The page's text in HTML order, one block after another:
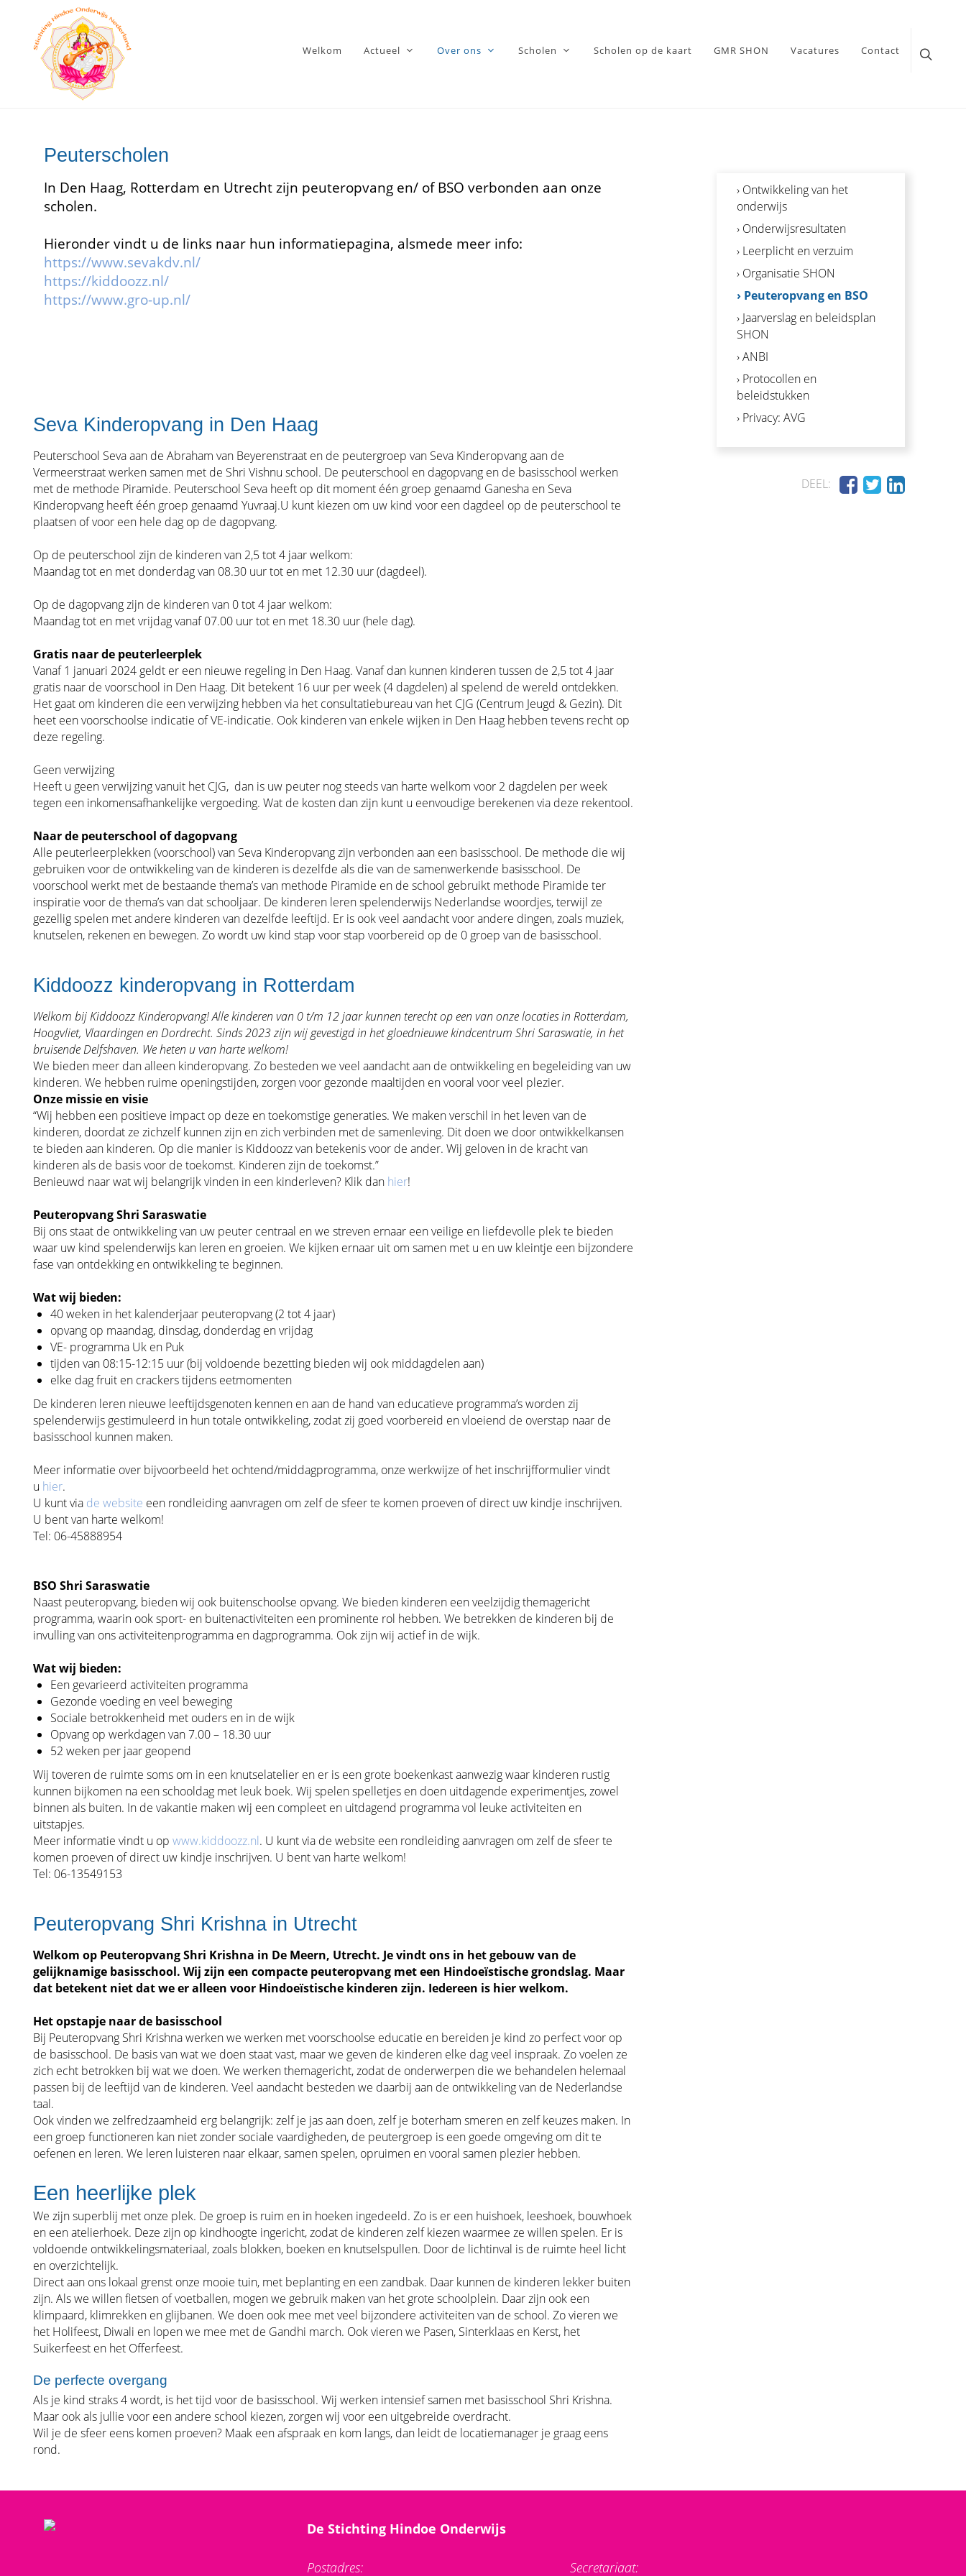
Welkom Actueel Over ons Scholen Scholen op de kaart GMR SHON Vacatures Contact
Peuterscholen
In Den Haag, Rotterdam en Utrecht zijn peuteropvang en/ of BSO verbonden aan onze
scholen.
Hieronder vindt u de links naar hun informatiepagina, alsmede meer info:
https://www.sevakdv.nl/
https://kiddoozz.nl/
https://www.gro-up.nl/
Seva Kinderopvang in Den Haag
Peuterschool Seva aan de Abraham van Beyerenstraat en de peutergroep van Seva Kinderopvang aan de
Vermeerstraat werken samen met de Shri Vishnu school. De peuterschool en dagopvang en de basisschool werken
met de methode Piramide. Peuterschool Seva heeft op dit moment één groep genaamd Ganesha en Seva
Kinderopvang heeft één groep genaamd Yuvraaj.U kunt kiezen om uw kind voor een dagdeel op de peuterschool te
plaatsen of voor een hele dag op de dagopvang.
Op de peuterschool zijn de kinderen van 2,5 tot 4 jaar welkom:
Maandag tot en met donderdag van 08.30 uur tot en met 12.30 uur (dagdeel).
Op de dagopvang zijn de kinderen van 0 tot 4 jaar welkom:
Maandag tot en met vrijdag vanaf 07.00 uur tot en met 18.30 uur (hele dag).
Gratis naar de peuterleerplek
Vanaf 1 januari 2024 geldt er een nieuwe regeling in Den Haag. Vanaf dan kunnen kinderen tussen de 2,5 tot 4 jaar
gratis naar de voorschool in Den Haag. Dit betekent 16 uur per week (4 dagdelen) al spelend de wereld ontdekken.
Het gaat om kinderen die een verwijzing hebben via het consultatiebureau van het CJG (Centrum Jeugd & Gezin). Dit
heet een voorschoolse indicatie of VE-indicatie. Ook kinderen van enkele wijken in Den Haag hebben tevens recht op
deze regeling.
Geen verwijzing
Heeft u geen verwijzing vanuit het CJG, dan is uw peuter nog steeds van harte welkom voor 2 dagdelen per week
tegen een inkomensafhankelijke vergoeding. Wat de kosten dan zijn kunt u eenvoudige berekenen via deze rekentool.
Naar de peuterschool of dagopvang
Alle peuterleerplekken (voorschool) van Seva Kinderopvang zijn verbonden aan een basisschool. De methode die wij
gebruiken voor de ontwikkeling van de kinderen is dezelfde als die van de samenwerkende basisschool. De
voorschool werkt met de bestaande thema’s van methode Piramide en de school gebruikt methode Piramide ter
inspiratie voor de thema’s van dat schooljaar. De kinderen leren spelenderwijs Nederlandse woordjes, terwijl ze
gezellig spelen met andere kinderen van dezelfde leeftijd. Er is ook veel aandacht voor andere dingen, zoals muziek,
knutselen, rekenen en bewegen. Zo wordt uw kind stap voor stap voorbereid op de 0 groep van de basisschool.
Kiddoozz kinderopvang in Rotterdam
Welkom bij Kiddoozz Kinderopvang! Alle kinderen van 0 t/m 12 jaar kunnen terecht op een van onze locaties in Rotterdam,
Hoogvliet, Vlaardingen en Dordrecht. Sinds 2023 zijn wij gevestigd in het gloednieuwe kindcentrum Shri Saraswatie, in het
bruisende Delfshaven. We heten u van harte welkom!
We bieden meer dan alleen kinderopvang. Zo besteden we veel aandacht aan de ontwikkeling en begeleiding van uw
kinderen. We hebben ruime openingstijden, zorgen voor gezonde maaltijden en vooral voor veel plezier.
Onze missie en visie
“Wij hebben een positieve impact op deze en toekomstige generaties. We maken verschil in het leven van de
kinderen, doordat ze zichzelf kunnen zijn en zich verbinden met de samenleving. Dit doen we door ontwikkelkansen
te bieden aan kinderen. Op die manier is Kiddoozz van betekenis voor de ander. Wij geloven in de kracht van
kinderen als de basis voor de toekomst. Kinderen zijn de toekomst.”
Benieuwd naar wat wij belangrijk vinden in een kinderleven? Klik dan hier!
Peuteropvang Shri Saraswatie
Bij ons staat de ontwikkeling van uw peuter centraal en we streven ernaar een veilige en liefdevolle plek te bieden
waar uw kind spelenderwijs kan leren en groeien. We kijken ernaar uit om samen met u en uw kleintje een bijzondere
fase van ontdekking en ontwikkeling te beginnen.
Wat wij bieden:
40 weken in het kalenderjaar peuteropvang (2 tot 4 jaar)
opvang op maandag, dinsdag, donderdag en vrijdag
VE- programma Uk en Puk
tijden van 08:15-12:15 uur (bij voldoende bezetting bieden wij ook middagdelen aan)
elke dag fruit en crackers tijdens eetmomenten
De kinderen leren nieuwe leeftijdsgenoten kennen en aan de hand van educatieve programma’s worden zij
spelenderwijs gestimuleerd in hun totale ontwikkeling, zodat zij goed voorbereid en vloeiend de overstap naar de
basisschool kunnen maken.
Meer informatie over bijvoorbeeld het ochtend/middagprogramma, onze werkwijze of het inschrijfformulier vindt
u hier.
U kunt via de website een rondleiding aanvragen om zelf de sfeer te komen proeven of direct uw kindje inschrijven.
U bent van harte welkom!
Tel: 06-45888954
BSO Shri Saraswatie
Naast peuteropvang, bieden wij ook buitenschoolse opvang. We bieden kinderen een veelzijdig themagericht
programma, waarin ook sport- en buitenactiviteiten een prominente rol hebben. We betrekken de kinderen bij de
invulling van ons activiteitenprogramma en dagprogramma. Ook zijn wij actief in de wijk.
Wat wij bieden:
Een gevarieerd activiteiten programma
Gezonde voeding en veel beweging
Sociale betrokkenheid met ouders en in de wijk
Opvang op werkdagen van 7.00 – 18.30 uur
52 weken per jaar geopend
Wij toveren de ruimte soms om in een knutselatelier en er is een grote boekenkast aanwezig waar kinderen rustig
kunnen bijkomen na een schooldag met leuk boek. Wij spelen spelletjes en doen uitdagende experimentjes, zowel
binnen als buiten. In de vakantie maken wij een compleet en uitdagend programma vol leuke activiteiten en
uitstapjes.
Meer informatie vindt u op www.kiddoozz.nl. U kunt via de website een rondleiding aanvragen om zelf de sfeer te
komen proeven of direct uw kindje inschrijven. U bent van harte welkom!
Tel: 06-13549153
Peuteropvang Shri Krishna in Utrecht
Welkom op Peuteropvang Shri Krishna in De Meern, Utrecht. Je vindt ons in het gebouw van de
gelijknamige basisschool. Wij zijn een compacte peuteropvang met een Hindoeïstische grondslag. Maar
dat betekent niet dat we er alleen voor Hindoeïstische kinderen zijn. Iedereen is hier welkom.
Het opstapje naar de basisschool
Bij Peuteropvang Shri Krishna werken we werken met voorschoolse educatie en bereiden je kind zo perfect voor op
de basisschool. De basis van wat we doen staat vast, maar we geven de kinderen elke dag veel inspraak. Zo voelen ze
zich echt betrokken bij wat we doen. We werken themagericht, zodat de onderwerpen die we behandelen helemaal
passen bij de leeftijd van de kinderen. Veel aandacht besteden we daarbij aan de ontwikkeling van de Nederlandse
taal.
Ook vinden we zelfredzaamheid erg belangrijk: zelf je jas aan doen, zelf je boterham smeren en zelf keuzes maken. In
een groep functioneren kan niet zonder sociale vaardigheden, de peutergroep is een goede omgeving om dit te
oefenen en leren. We leren luisteren naar elkaar, samen spelen, opruimen en vooral samen plezier hebben.
Een heerlijke plek
We zijn superblij met onze plek. De groep is ruim en in hoeken ingedeeld. Zo is er een huishoek, leeshoek, bouwhoek
en een atelierhoek. Deze zijn op kindhoogte ingericht, zodat de kinderen zelf kiezen waarmee ze willen spelen. Er is
voldoende ontwikkelingsmateriaal, zoals blokken, boeken en knutselspullen. Door de lichtinval is de ruimte heel licht
en overzichtelijk.
Direct aan ons lokaal grenst onze mooie tuin, met beplanting en een zandbak. Daar kunnen de kinderen lekker buiten
zijn. Als we willen fietsen of voetballen, mogen we gebruik maken van het grote schoolplein. Daar zijn ook een
klimpaard, klimrekken en glijbanen. We doen ook mee met veel bijzondere activiteiten van de school. Zo vieren we
het Holifeest, Diwali en lopen we mee met de Gandhi march. Ook vieren we Pasen, Sinterklaas en Kerst, het
Suikerfeest en het Offerfeest.
De perfecte overgang
Als je kind straks 4 wordt, is het tijd voor de basisschool. Wij werken intensief samen met basisschool Shri Krishna.
Maar ook als jullie voor een andere school kiezen, zorgen wij voor een uitgebreide overdracht.
Wil je de sfeer eens komen proeven? Maak een afspraak en kom langs, dan leidt de locatiemanager je graag eens
rond.
› Ontwikkeling van het
onderwijs
› Onderwijsresultaten
› Leerplicht en verzuim
› Organisatie SHON
› Peuteropvang en BSO
› Jaarverslag en beleidsplan
SHON
› ANBI
› Protocollen en
beleidstukken
› Privacy: AVG
DEEL:
De Stichting Hindoe Onderwijs
Postadres: Secretariaat: